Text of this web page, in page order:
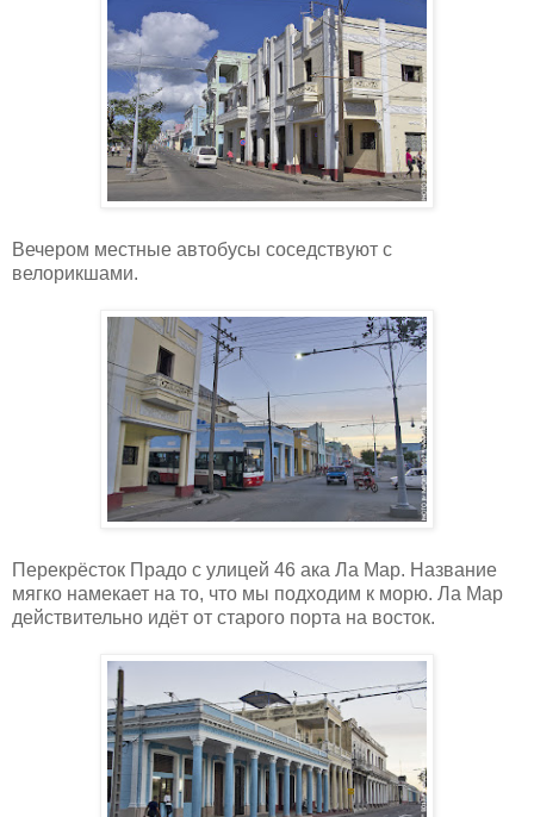
Вечером местные автобусы соседствуют с
велорикшами.
Перекрёсток Прадо с улицей 46 ака Ла Мар. Название
мягко намекает на то, что мы подходим к морю. Ла Мар
действительно идёт от старого порта на восток.